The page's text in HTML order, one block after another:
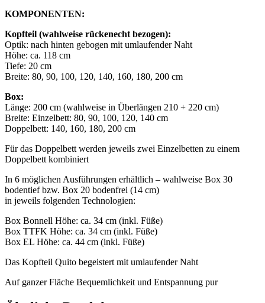
KOMPONENTEN:
Kopfteil (wahlweise rückenecht bezogen):
Optik: nach hinten gebogen mit umlaufender Naht
Höhe: ca. 118 cm
Tiefe: 20 cm
Breite: 80, 90, 100, 120, 140, 160, 180, 200 cm
Box:
Länge: 200 cm (wahlweise in Überlängen 210 + 220 cm)
Breite: Einzelbett: 80, 90, 100, 120, 140 cm
Doppelbett: 140, 160, 180, 200 cm
Für das Doppelbett werden jeweils zwei Einzelbetten zu einem
Doppelbett kombiniert
In 6 möglichen Ausführungen erhältlich – wahlweise Box 30
bodentief bzw. Box 20 bodenfrei (14 cm)
in jeweils folgenden Technologien:
Box Bonnell Höhe: ca. 34 cm (inkl. Füße)
Box TTFK Höhe: ca. 34 cm (inkl. Füße)
Box EL Höhe: ca. 44 cm (inkl. Füße)
Das Kopfteil Quito begeistert mit umlaufender Naht
Auf ganzer Fläche Bequemlichkeit und Entspannung pur